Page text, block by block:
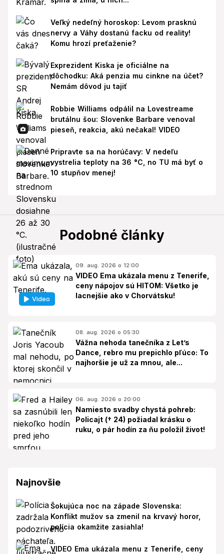
Veľký nedeľný horoskop: Levom prasknú
nervy a Váhy dostanú facku od reality!
Komu hrozí preťaženie?
Exprezident Kiska je oficiálne na
dôchodku: Aká penzia mu cinkne na účet?
Nemám dôvod ju tajiť
Robbie Williams odpálil na Lovestreame
brutálnu šou: Slovenke Barbare venoval
pieseň, reakcia, akú nečakal! VIDEO
Pripravte sa na horúčavy: V nedeľu
vystrelia teploty na 36 °C, no TU má byť o
10 stupňov menej!
Podobné články
Video
09. aug. 2026 o 12:00
VIDEO Ema ukázala menu z Tenerife,
ceny nápojov sú HITOM: Všetko je
lacnejšie ako v Chorvátsku!
08. aug. 2026 o 05:30
Vážna nehoda tanečníka z Let’s
Dance, rebro mu prepichlo pľúco: To
najhoršie je už za mnou, ale...
06. aug. 2026 o 20:00
Namiesto svadby chystá pohreb:
Policajt († 24) požiadal krásku o
ruku, o pár hodín za ňu položil život!
Najnovšie
Šokujúca noc na západe Slovenska:
Konflikt mužov sa zmenil na krvavý horor,
polícia okamžite zasiahla!
VIDEO Ema ukázala menu z Tenerife, ceny